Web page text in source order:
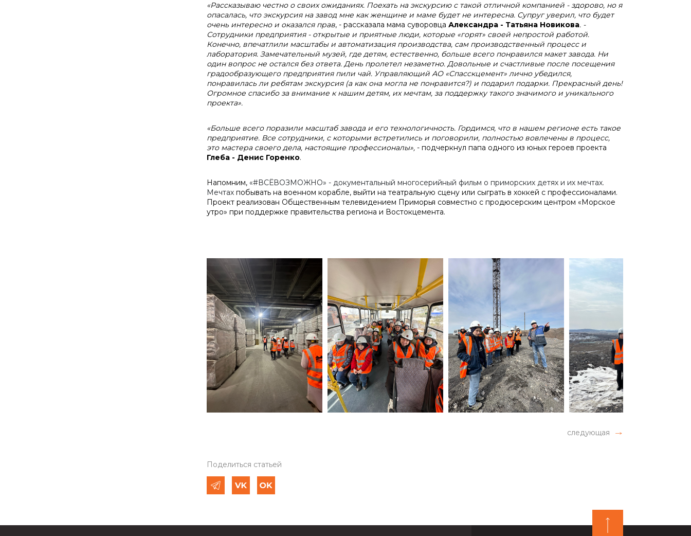
«Рассказываю честно о своих ожиданиях. Поехать на экскурсию с такой отличной компанией - здорово, но я
опасалась, что экскурсия на завод мне как женщине и маме будет не интересна. Супруг уверил, что будет
очень интересно и оказался прав, - рассказала мама суворовца Александра - Татьяна Новикова. -
Сотрудники предприятия - открытые и приятные люди, которые «горят» своей непростой работой.
Конечно, впечатлили масштабы и автоматизация производства, сам производственный процесс и
лаборатория. Замечательный музей, где детям, естественно, больше всего понравился макет завода. Ни
один вопрос не остался без ответа. День пролетел незаметно. Довольные и счастливые после посещения
градообразующего предприятия пили чай. Управляющий АО «Спасскцемент» лично убедился,
понравилась ли ребятам экскурсия (а как она могла не понравится?) и подарил подарки. Прекрасный день!
Огромное спасибо за внимание к нашим детям, их мечтам, за поддержку такого значимого и уникального
проекта».
«Больше всего поразили масштаб завода и его технологичность. Гордимся, что в нашем регионе есть такое
предприятие. Все сотрудники, с которыми встретились и поговорили, полностью вовлечены в процесс,
это мастера своего дела, настоящие профессионалы», - подчеркнул папа одного из юных героев проекта
Глеба - Денис Горенко.
Напомним, «#ВСЁВОЗМОЖНО» - документальный многосерийный фильм о приморских детях и их мечтах.
Мечтах побывать на военном корабле, выйти на театральную сцену или сыграть в хоккей с профессионалами.
Проект реализован Общественным телевидением Приморья совместно с продюсерским центром «Морское
утро» при поддержке правительства региона и Востокцемента.
следующая
Поделиться статьей